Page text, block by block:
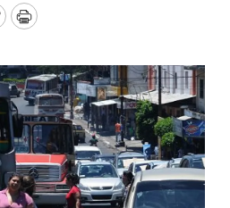
Print